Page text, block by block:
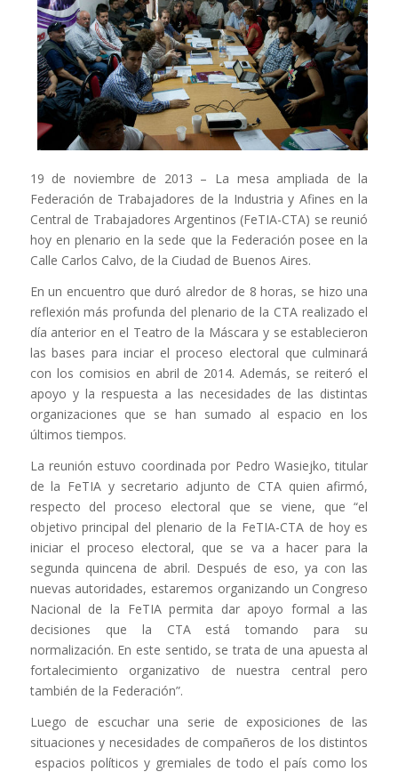
19 de noviembre de 2013 – La mesa ampliada de la
Federación de Trabajadores de la Industria y Afines en la
Central de Trabajadores Argentinos (FeTIA-CTA) se reunió
hoy en plenario en la sede que la Federación posee en la
Calle Carlos Calvo, de la Ciudad de Buenos Aires.
En un encuentro que duró alredor de 8 horas, se hizo una
reflexión más profunda del plenario de la CTA realizado el
día anterior en el Teatro de la Máscara y se establecieron
las bases para inciar el proceso electoral que culminará
con los comisios en abril de 2014. Además, se reiteró el
apoyo y la respuesta a las necesidades de las distintas
organizaciones que se han sumado al espacio en los
últimos tiempos.
La reunión estuvo coordinada por Pedro Wasiejko, titular
de la FeTIA y secretario adjunto de CTA quien afirmó,
respecto del proceso electoral que se viene, que “el
objetivo principal del plenario de la FeTIA-CTA de hoy es
iniciar el proceso electoral, que se va a hacer para la
segunda quincena de abril. Después de eso, ya con las
nuevas autoridades, estaremos organizando un Congreso
Nacional de la FeTIA permita dar apoyo formal a las
decisiones que la CTA está tomando para su
normalización. En este sentido, se trata de una apuesta al
fortalecimiento organizativo de nuestra central pero
también de la Federación”.
Luego de escuchar una serie de exposiciones de las
situaciones y necesidades de compañeros de los distintos
espacios políticos y gremiales de todo el país como los